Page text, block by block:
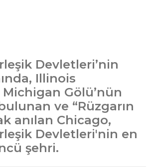
Devletleri’nin
Illinois
Gölü’nün
ve “Rüzgarın
anılan Chicago,
Devletleri'nin en
şehri.